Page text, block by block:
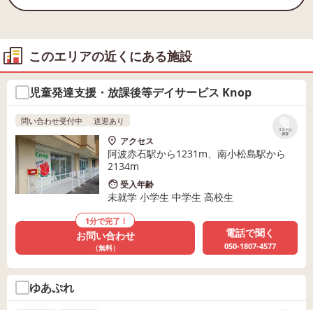
このエリアの近くにある施設
児童発達支援・放課後等デイサービス Knop
リストに
保存
問い合わせ受付中 送迎あり
アクセス
阿波赤石駅から1231m、南小松島駅から
2134m
受入年齢
未就学 小学生 中学生 高校生
1分で完了！
お問い合わせ
（無料）
電話で聞く
050-1807-4577
ゆあぷれ